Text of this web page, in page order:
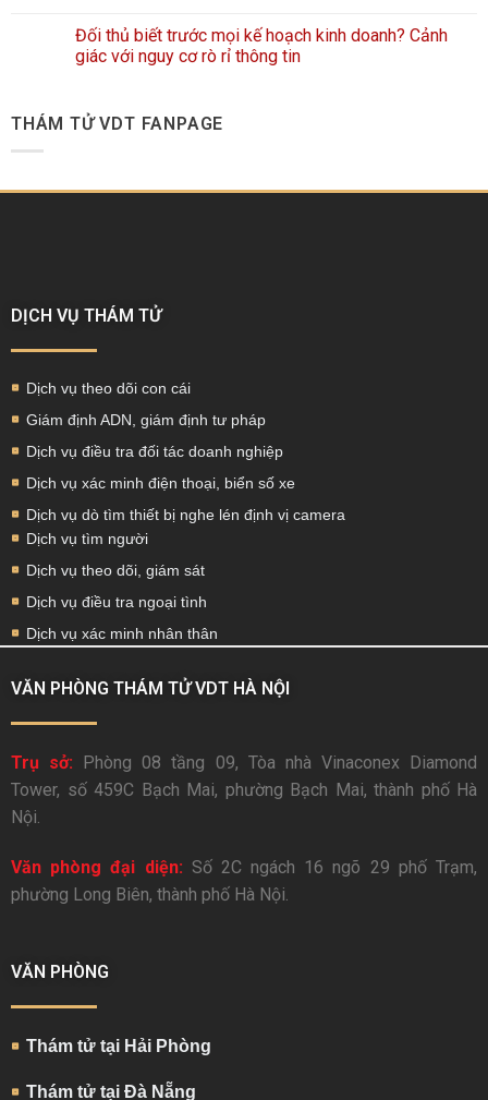
Đối thủ biết trước mọi kế hoạch kinh doanh? Cảnh
giác với nguy cơ rò rỉ thông tin
THÁM TỬ VDT FANPAGE
DỊCH VỤ THÁM TỬ
Dịch vụ theo dõi con cái
Giám định ADN, giám định tư pháp
Dịch vụ điều tra đối tác doanh nghiệp
Dịch vụ xác minh điện thoại, biển số xe
Dịch vụ dò tìm thiết bị nghe lén định vị camera
Dịch vụ tìm người
Dịch vụ theo dõi, giám sát
Dịch vụ điều tra ngoại tình
Dịch vụ xác minh nhân thân
VĂN PHÒNG THÁM TỬ VDT HÀ NỘI
Trụ sở: Phòng 08 tầng 09, Tòa nhà Vinaconex Diamond
Tower, số 459C Bạch Mai, phường Bạch Mai, thành phố Hà
Nội.
Văn phòng đại diện: Số 2C ngách 16 ngõ 29 phố Trạm,
phường Long Biên, thành phố Hà Nội.
VĂN PHÒNG
Thám tử tại Hải Phòng
Thám tử tại Đà Nẵng